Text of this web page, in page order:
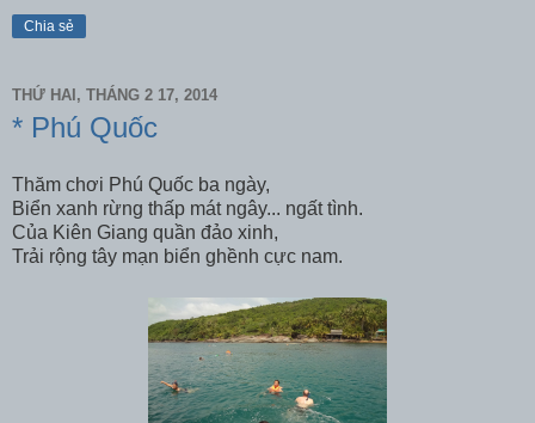
Chia sẻ
THỨ HAI, THÁNG 2 17, 2014
* Phú Quốc
Thăm chơi Phú Quốc ba ngày,
Biển xanh rừng thấp mát ngây... ngất tình.
Của Kiên Giang quần đảo xinh,
Trải rộng tây mạn biển ghềnh cực nam.